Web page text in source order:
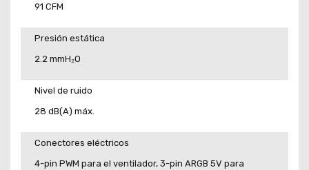
91 CFM
Presión estática
2.2 mmH₂O
Nivel de ruido
28 dB(A) máx.
Conectores eléctricos
4-pin PWM para el ventilador, 3-pin ARGB 5V para